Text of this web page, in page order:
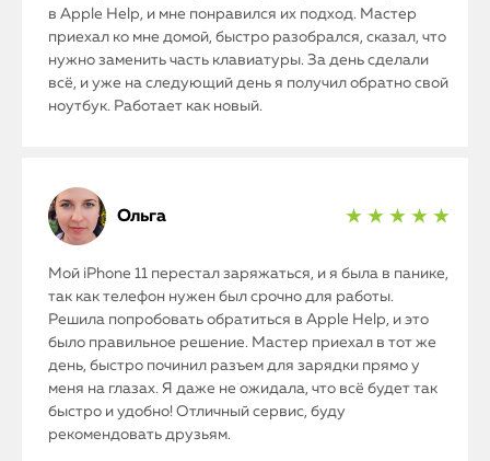
в Apple Help, и мне понравился их подход. Мастер
приехал ко мне домой, быстро разобрался, сказал, что
нужно заменить часть клавиатуры. За день сделали
всё, и уже на следующий день я получил обратно свой
ноутбук. Работает как новый.
Ольга ★ ★ ★ ★ ★
Мой iPhone 11 перестал заряжаться, и я была в панике,
так как телефон нужен был срочно для работы.
Решила попробовать обратиться в Apple Help, и это
было правильное решение. Мастер приехал в тот же
день, быстро починил разъем для зарядки прямо у
меня на глазах. Я даже не ожидала, что всё будет так
быстро и удобно! Отличный сервис, буду
рекомендовать друзьям.